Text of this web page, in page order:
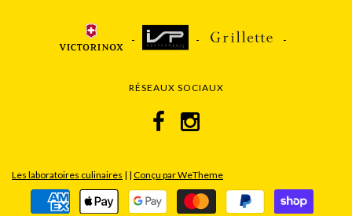
RÉSEAUX SOCIAUX
Les laboratoires culinaires | | Conçu par WeTheme